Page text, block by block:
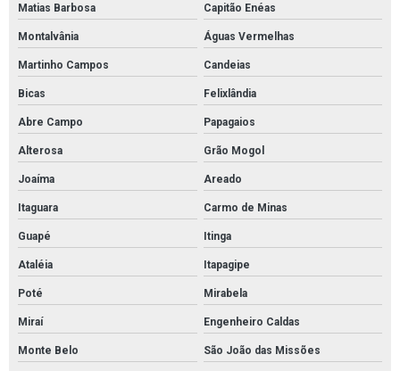
Matias Barbosa Capitão Enéas
Montalvânia Águas Vermelhas
Martinho Campos Candeias
Bicas Felixlândia
Abre Campo Papagaios
Alterosa Grão Mogol
Joaíma Areado
Itaguara Carmo de Minas
Guapé Itinga
Ataléia Itapagipe
Poté Mirabela
Miraí Engenheiro Caldas
Monte Belo São João das Missões